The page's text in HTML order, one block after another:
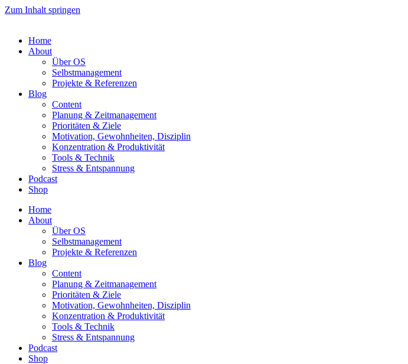
Zum Inhalt springen
Home
About
Über OS
Selbstmanagement
Projekte & Referenzen
Blog
Content
Planung & Zeitmanagement
Prioritäten & Ziele
Motivation, Gewohnheiten, Disziplin
Konzentration & Produktivität
Tools & Technik
Stress & Entspannung
Podcast
Shop
Home
About
Über OS
Selbstmanagement
Projekte & Referenzen
Blog
Content
Planung & Zeitmanagement
Prioritäten & Ziele
Motivation, Gewohnheiten, Disziplin
Konzentration & Produktivität
Tools & Technik
Stress & Entspannung
Podcast
Shop